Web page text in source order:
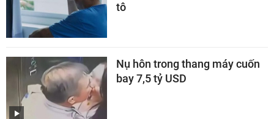
tô
Nụ hôn trong thang máy cuốn
bay 7,5 tỷ USD